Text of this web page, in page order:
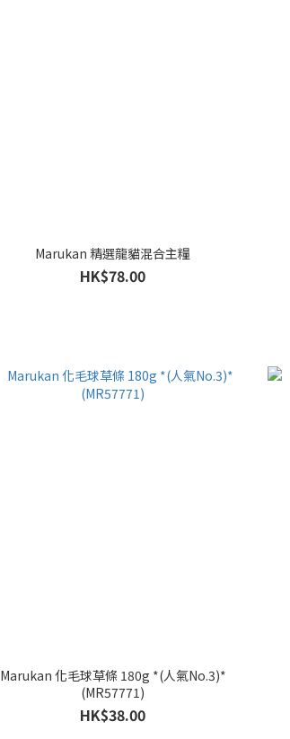
Marukan 精選龍貓混合主糧
HK$78.00
Marukan 化毛球草條 180g *(人氣No.3)*
(MR57771)
HK$38.00